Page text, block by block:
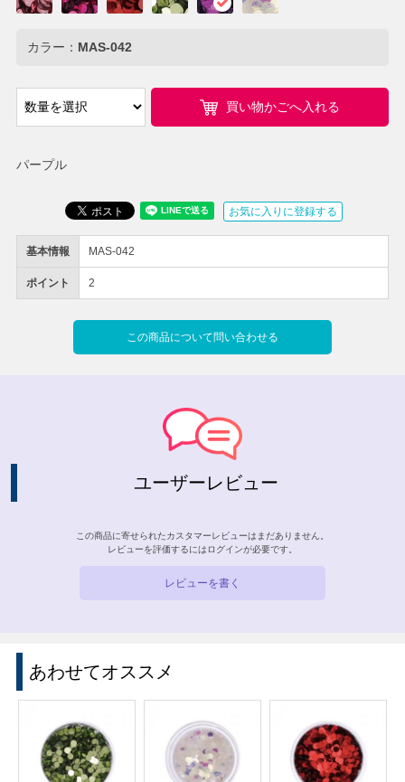
パープル
基本情報 MAS-042
ポイント 2
カラー： MAS-042
買い物かごへ入れる
お気に入りに登録する
この商品について問い合わせる
ユーザーレビュー
この商品に寄せられたカスタマーレビューはまだありません。
レビューを評価するには ログインが必要です。
レビューを書く
あわせてオススメ